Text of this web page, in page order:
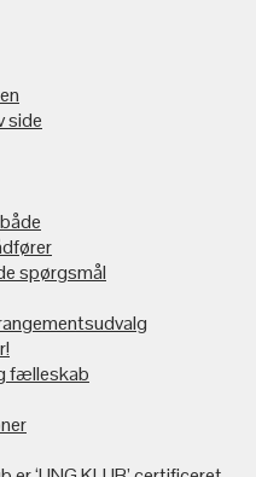
side
spørgsmål
fælleskab